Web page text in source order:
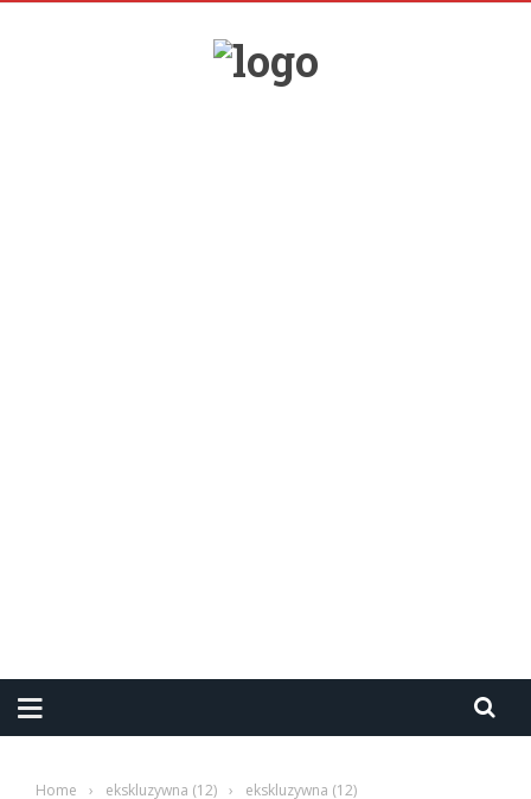
Home › ekskluzywna (12) › ekskluzywna (12)